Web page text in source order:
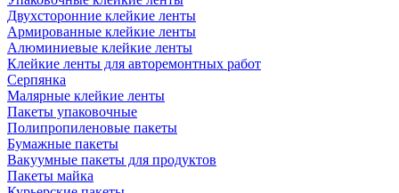
Двухсторонние клейкие ленты
Армированные клейкие ленты
Алюминиевые клейкие ленты
Клейкие ленты для авторемонтных работ
Серпянка
Малярные клейкие ленты
Пакеты упаковочные
Полипропиленовые пакеты
Бумажные пакеты
Вакуумные пакеты для продуктов
Пакеты майка